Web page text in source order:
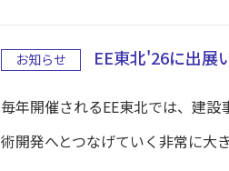
お知らせ EE東北'26に出展
毎年開催されるEE東北では、建
術開発へとつなげていく非常に大